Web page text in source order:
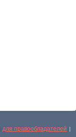
для правообладателей |